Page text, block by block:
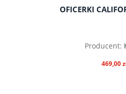
OFICERKI
Producent:
469,00